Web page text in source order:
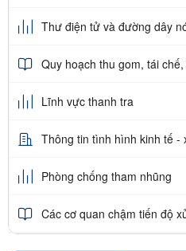
Thư điện tử và đường dây
Quy hoạch thu gom, tái
Lĩnh vực thanh tra
Thông tin tình hình kinh tế -
Phòng chống tham nhũng
Các cơ quan chậm tiến độ